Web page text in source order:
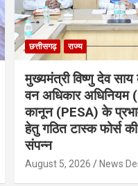
छत्तीसगढ़ राज्य
मुख्यमंत्री विष्णु देव साय
वन अधिकार अधिनियम
कानून (PESA) के
हेतु गठित टास्क फोर्स
संपन्न
August 5, 2026 News